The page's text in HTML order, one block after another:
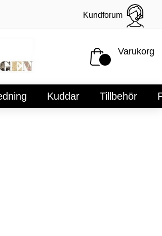
Kundforum
Varukorg
Kuddar Tillbehör